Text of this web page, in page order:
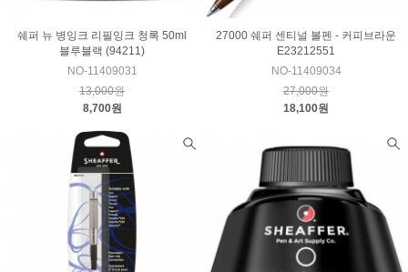
쉐퍼 뉴 병잉크 리필잉크 청록 50ml
블루블랙 (94211)
NO-11409031
13,000원
8,700원
27000 쉐퍼 센티널 볼펜 - 커피브라운
E23212551
NO-11409034
27,000원
18,100원